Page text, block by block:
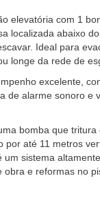
elevatória com 1
localizada abaixo
Ideal para
longe da rede de
excelente,
de alarme sonoro e
bomba que
por até 11 metros
um sistema
e reformas no